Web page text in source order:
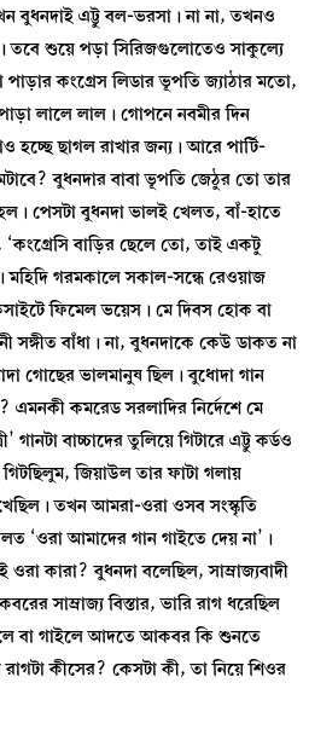
বুধনদাই এট্টু বল-ভরসা। না না, তখনও
তবে শুয়ে পড়া সিরিজগুলোতেও সাকুল্যে
পাড়ার কংগ্রেস লিডার ভূপতি জ্যাঠার মতো,
লালে লাল। গোপনে নবমীর দিন
হচ্ছে ছাগল রাখার জন্য। আরে পার্টি-
বুধনদার বাবা ভূপতি জেঠুর তো তার
পেসটা বুধনদা ভালই খেলত, বাঁ-হাতে
বাড়ির ছেলে তো, তাই একটু
মহিদি গরমকালে সকাল-সন্ধে রেওয়াজ
ফিমেল ভয়েস। মে দিবস হোক বা
সঙ্গীত বাঁধা। না, বুধনদাকে কেউ ডাকত না
গোছের ভালমানুষ ছিল। বুধোদা গান
কমরেড সরলাদির নির্দেশে মে
বাচ্চাদের তুলিয়ে গিটারে এট্টু কর্ডও
জিয়াউল তার ফাটা গলায়
তখন আমরা-ওরা ওসব সংস্কৃতি
‘ওরা আমাদের গান গাইতে দেয় না’।
কারা? বুধনদা বলেছিল, সাম্রাজ্যবাদী
সাম্রাজ্য বিস্তার, ভারি রাগ ধরেছিল
বা গাইলে আদতে আকবর কি শুনতে
রাগটা কীসের? কেসটা কী, তা নিয়ে শিওর